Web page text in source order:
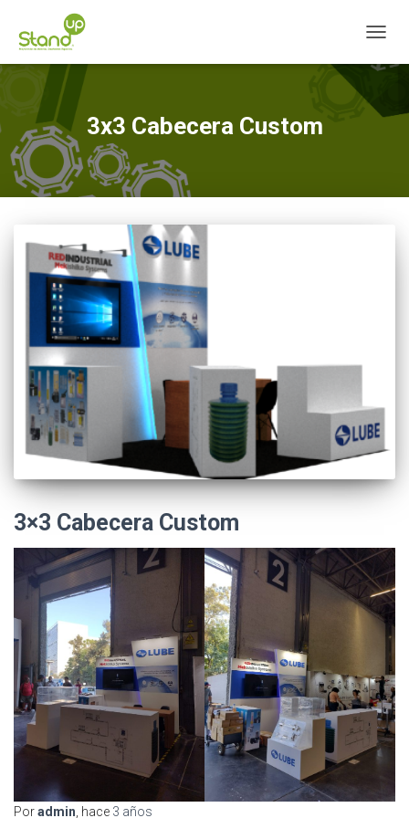
3x3 Cabecera Custom
3×3 Cabecera Custom
Poradmin , hace 3 años